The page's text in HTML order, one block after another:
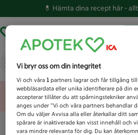
💊 Hämta dina recept här -
Vad letar du efter idag?
Unknown
Vi bryr oss om din integritet
Vi och våra1 partners lagrar och får tillgång
webbläsardata eller unika identifierare på din
accepterar tillåter du att spårningstekniker
anges under ”Vi och våra partners behandlar
Om du väljer Avvisa alla eller återkallar ditt
spårare är inaktiverade kan visst innehåll och
vara mindre relevanta för dig. Du kan